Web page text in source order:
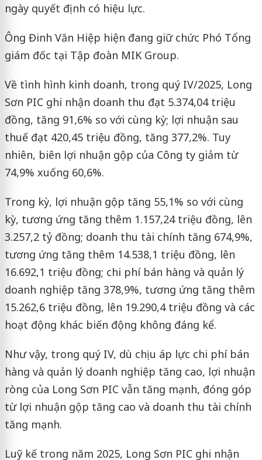
ngày quyết định có hiệu lực.
Ông Đinh Văn Hiệp hiện đang giữ chức Phó Tổng
giám đốc tại Tập đoàn MIK Group.
Về tình hình kinh doanh, trong quý IV/2025, Long
Sơn PIC ghi nhận doanh thu đạt 5.374,04 triệu
đồng, tăng 91,6% so với cùng kỳ; lợi nhuận sau
thuế đạt 420,45 triệu đồng, tăng 377,2%. Tuy
nhiên, biên lợi nhuận gộp của Công ty giảm từ
74,9% xuống 60,6%.
Trong kỳ, lợi nhuận gộp tăng 55,1% so với cùng
kỳ, tương ứng tăng thêm 1.157,24 triệu đồng, lên
3.257,2 tỷ đồng; doanh thu tài chính tăng 674,9%,
tương ứng tăng thêm 14.538,1 triệu đồng, lên
16.692,1 triệu đồng; chi phí bán hàng và quản lý
doanh nghiệp tăng 378,9%, tương ứng tăng thêm
15.262,6 triệu đồng, lên 19.290,4 triệu đồng và các
hoạt động khác biến động không đáng kể.
Như vậy, trong quý IV, dù chịu áp lực chi phí bán
hàng và quản lý doanh nghiệp tăng cao, lợi nhuận
ròng của Long Sơn PIC vẫn tăng mạnh, đóng góp
từ lợi nhuận gộp tăng cao và doanh thu tài chính
tăng mạnh.
Luỹ kế trong năm 2025, Long Sơn PIC ghi nhận